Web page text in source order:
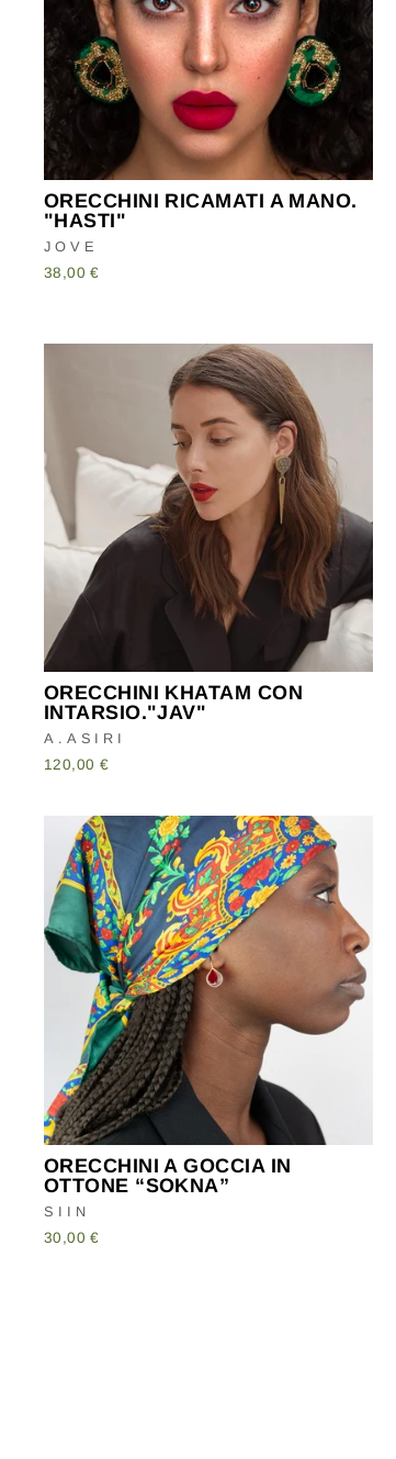
ORECCHINI RICAMATI A MANO.
"HASTI"
JOVE
38,00 €
ORECCHINI KHATAM CON
INTARSIO."JAV"
A.ASIRI
120,00 €
ORECCHINI A GOCCIA IN
OTTONE “SOKNA”
SIIN
30,00 €